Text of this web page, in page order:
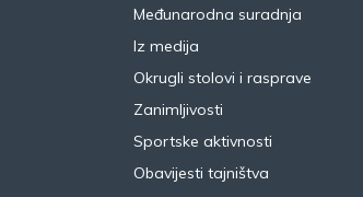
Međunarodna suradnja
Iz medija
Okrugli stolovi i rasprave
Zanimljivosti
Sportske aktivnosti
Obavijesti tajništva